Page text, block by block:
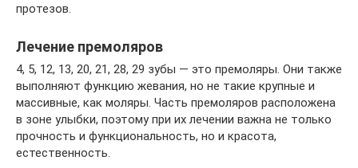
протезов.
Лечение премоляров
4, 5, 12, 13, 20, 21, 28, 29 зубы — это премоляры. Они также
выполняют функцию жевания, но не такие крупные и
массивные, как моляры. Часть премоляров расположена
в зоне улыбки, поэтому при их лечении важна не только
прочность и функциональность, но и красота,
естественность.